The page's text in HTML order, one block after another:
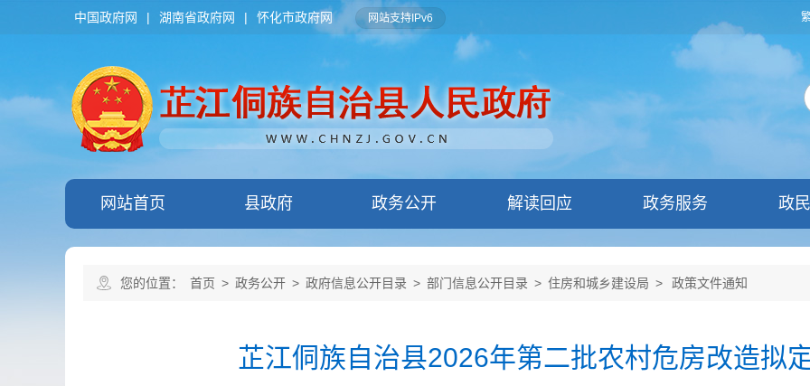
中国政府网 | 湖南省政府网 | 怀化市政府网 网站支持IPv6
网站首页 县政府 政务公开 解读回应 政务服务 政
您的位置： 首页 > 政务公开 > 政府信息公开目录 > 部门信息公开目录 > 住房和城乡建设局 > 政策文件通知
芷江侗族自治县2026年第二批农村危房改造拟